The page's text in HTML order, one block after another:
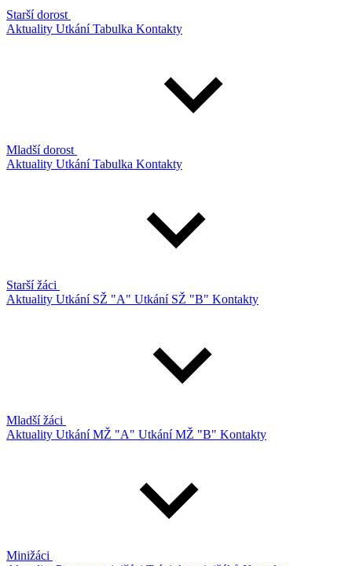
Starší dorost
Aktuality UtkáníTabulka Kontakty
Mladší dorost
Aktuality UtkáníTabulka Kontakty
Starší žáci
Aktuality Utkání SŽ "A" Utkání SŽ "B" Kontakty
Mladší žáci
Aktuality Utkání MŽ "A" Utkání MŽ "B" Kontakty
Minižáci